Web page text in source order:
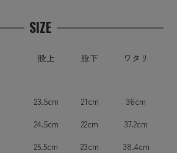
SIZE
股上 股下 ワタリ
23.5cm 21cm
36cm
24.5cm 22cm
37.2cm
25.5cm 23cm
38.4cm